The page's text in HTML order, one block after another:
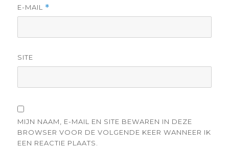
E-MAIL *
SITE
MIJN NAAM, E-MAIL EN SITE BEWAREN IN DEZE
BROWSER VOOR DE VOLGENDE KEER WANNEER IK
EEN REACTIE PLAATS.